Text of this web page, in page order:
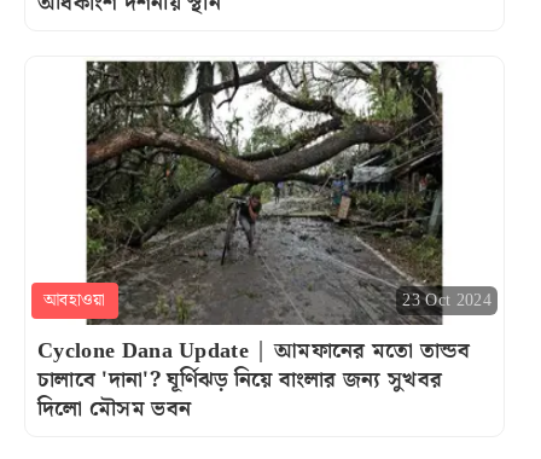
আবহাওয়া 23 Oct 2024
Cyclone Dana Update | আমফানের মতো তান্ডব
চালাবে 'দানা'? ঘূর্ণিঝড় নিয়ে বাংলার জন্য সুখবর
দিলো মৌসম ভবন